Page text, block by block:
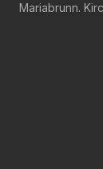
Mariabrunn.